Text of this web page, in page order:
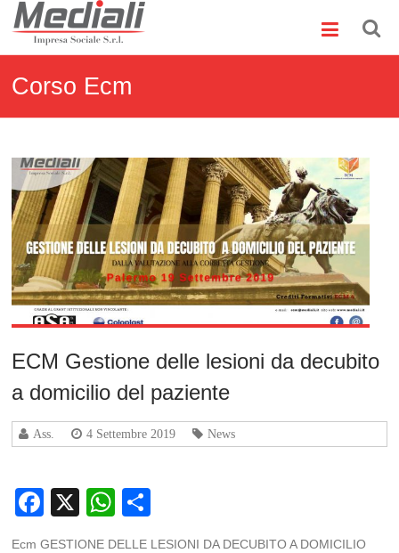
Skip
content
Mediali
Impresa
S.r.l.
Corso Ecm
ECM Gestione delle lesioni da decubito
a domicilio del paziente
Ass. 4 Settembre 2019 News
Facebook
X WhatsApp
Ecm GESTIONE DELLE LESIONI DA DECUBITO A DOMICILIO